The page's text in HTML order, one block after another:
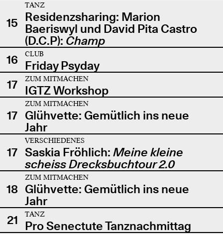
15
TANZ
Residenzsharing: Marion
Baeriswyl und David Pita Castro
(D.C.P): Champ
16
CLUB
Friday Psyday
17
ZUM MITMACHEN
IGTZ Workshop
17
ZUM MITMACHEN
Glühvette: Gemütlich ins neue
Jahr
17
VERSCHIEDENES
Saskia Fröhlich: Meine kleine
scheiss Drecksbuchtour 2.0
18
ZUM MITMACHEN
Glühvette: Gemütlich ins neue
Jahr
21
TANZ
Pro Senectute Tanznachmittag